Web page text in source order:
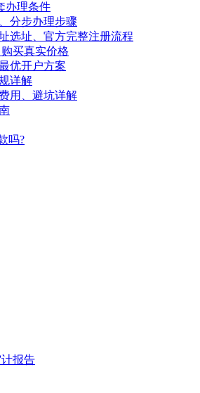
办理条件
分步办理步骤
选址、官方完整注册流程
买真实价格
优开户方案
详解
用、避坑详解
吗?
报告